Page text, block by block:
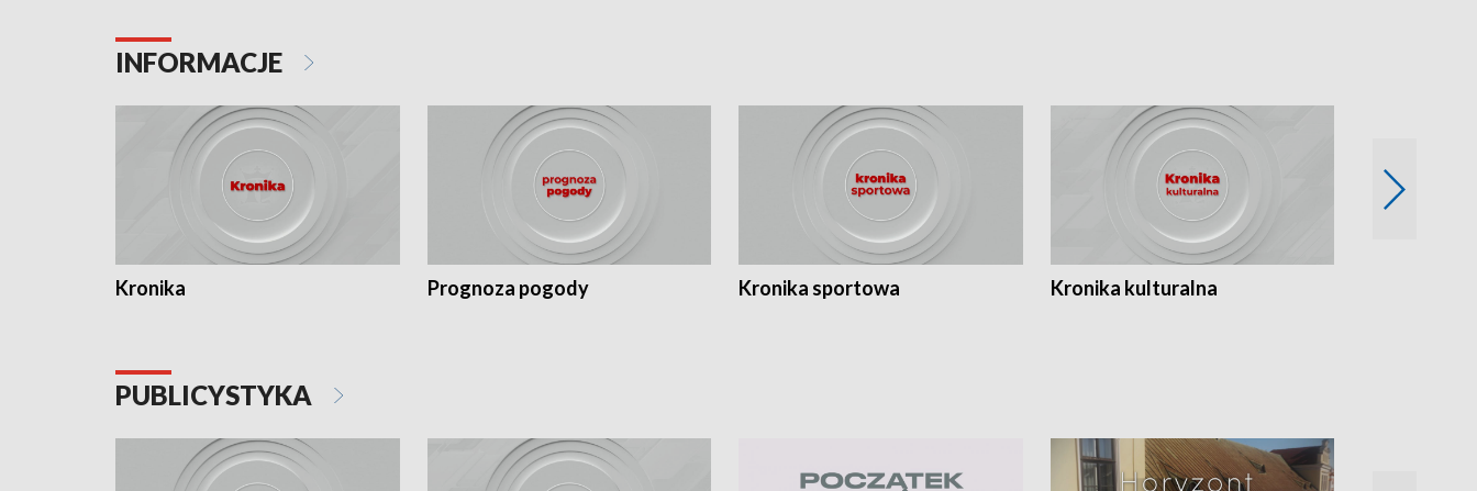
INFORMACJE
Kronika Prognoza pogody Kronika sportowa Kronika kulturalna
PUBLICYSTYKA